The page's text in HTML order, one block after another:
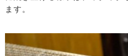
ます。